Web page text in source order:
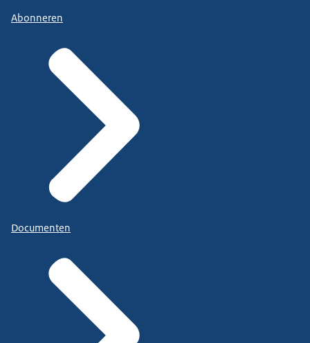
Abonneren
Documenten